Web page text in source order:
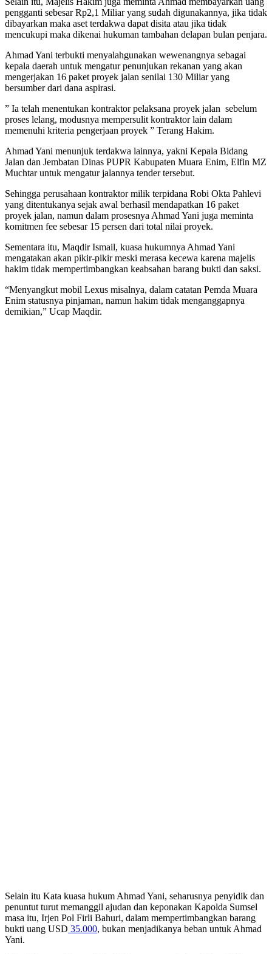
pengganti sebesar Rp2,1 Miliar yang sudah digunakannya, jika tidak
dibayarkan maka aset terdakwa dapat disita atau jika tidak
mencukupi maka dikenai hukuman tambahan delapan bulan penjara.
Ahmad Yani terbukti menyalahgunakan wewenangnya sebagai
kepala daerah untuk mengatur penunjukan rekanan yang akan
mengerjakan 16 paket proyek jalan senilai 130 Miliar yang
bersumber dari dana aspirasi.
” Ia telah menentukan kontraktor pelaksana proyek jalan sebelum
proses lelang, modusnya mempersulit kontraktor lain dalam
memenuhi kriteria pengerjaan proyek ” Terang Hakim.
Ahmad Yani menunjuk terdakwa lainnya, yakni Kepala Bidang
Jalan dan Jembatan Dinas PUPR Kabupaten Muara Enim, Elfin MZ
Muchtar untuk mengatur jalannya tender tersebut.
Sehingga perusahaan kontraktor milik terpidana Robi Okta Pahlevi
yang ditentukanya sejak awal berhasil mendapatkan 16 paket
proyek jalan, namun dalam prosesnya Ahmad Yani juga meminta
komitmen fee sebesar 15 persen dari total nilai proyek.
Sementara itu, Maqdir Ismail, kuasa hukumnya Ahmad Yani
mengatakan akan pikir-pikir meski merasa kecewa karena majelis
hakim tidak mempertimbangkan keabsahan barang bukti dan saksi.
“Menyangkut mobil Lexus misalnya, dalam catatan Pemda Muara
Enim statusnya pinjaman, namun hakim tidak menganggapnya
demikian,” Ucap Maqdir.
Selain itu Kata kuasa hukum Ahmad Yani, seharusnya penyidik dan
penuntut turut memanggil ajudan dan keponakan Kapolda Sumsel
masa itu, Irjen Pol Firli Bahuri, dalam mempertimbangkan barang
bukti uang USD 35.000, bukan menjadikanya beban untuk Ahmad
Yani.